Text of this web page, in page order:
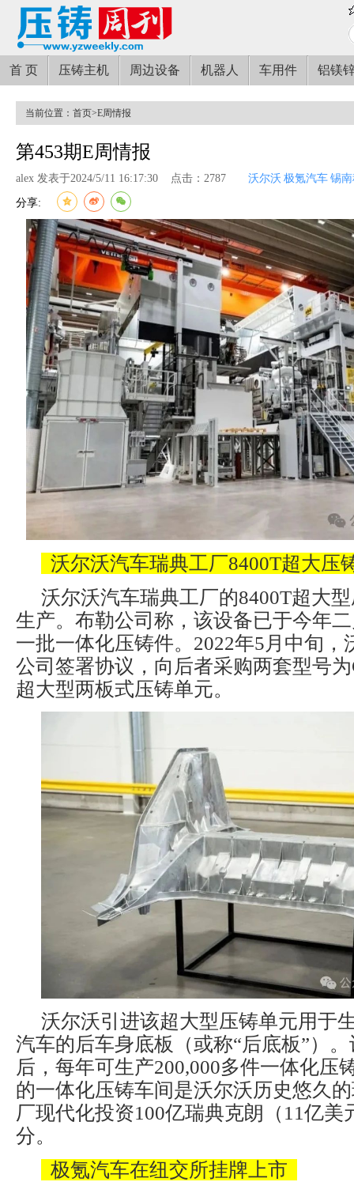
首 页 压铸主机 周边设备 机器人 车用件 铝镁
当前位置： 首页>E周情报
第453期E周情报
alex 发表于2024/5/11 16:17:30 点击：2787 沃尔沃 极氪汽车 锡
分享:
沃尔沃汽车瑞典工厂8400T超大压
沃尔沃汽车瑞典工厂的8400T超大
生产。布勒公司称，该设备已于今年
一批一体化压铸件。2022年5月中旬，
公司签署协议，向后者采购两套型号为
超大型两板式压铸单元。
沃尔沃引进该超大型压铸单元用于
汽车的后车身底板（或称“后底板”）
后，每年可生产200,000多件一体化压
的一体化压铸车间是沃尔沃历史悠久的
厂现代化投资100亿瑞典克朗（11亿美
分。
极氪汽车在纽交所挂牌上市